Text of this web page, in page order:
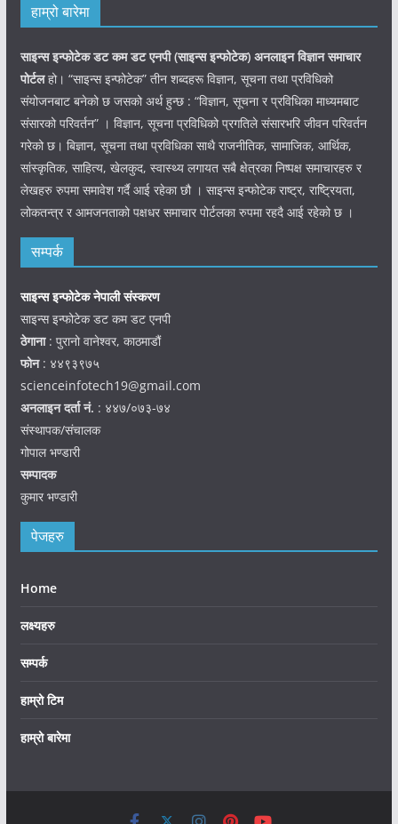
हाम्रो बारेमा
साइन्स इन्फोटेक डट कम डट एनपी (साइन्सइन्फोटेक) अनलाइन विज्ञान समाचार
पोर्टलहो। “साइन्स इन्फोटेक” तीन शब्दहरू विज्ञान, सूचना तथा प्रविधिको
संयोजनबाट बनेको छ जसको अर्थ हुन्छ : “विज्ञान, सूचना र प्रविधिका माध्यमबाट
संसारको परिवर्तन” । विज्ञान, सूचना प्रविधिको प्रगतिले संसारभरि जीवन परिवर्तन
गरेको छ। बिज्ञान, सूचना तथा प्रविधिका साथै राजनीतिक, सामाजिक, आर्थिक,
सांस्कृतिक, साहित्य, खेलकुद, स्वास्थ्य लगायत सबै क्षेत्रका निष्पक्ष समाचारहरु र
लेखहरु रुपमा समावेश गर्दै आई रहेका छौ । साइन्स इन्फोटेक राष्ट्र, राष्ट्रियता,
लोकतन्त्र र आमजनताको पक्षधर समाचार पोर्टलका रुपमा रहदै आई रहेको छ ।
सम्पर्क
साइन्स इन्फोटेक नेपाली संस्करण
साइन्स इन्फोटेक डट कम डट एनपी
ठेगाना: पुरानो वानेश्वर, काठमाडौं
फोन: ४४९३९७५
scienceinfotech19@gmail.com
अनलाइन दर्ता नं. : ४४७/०७३-७४
संस्थापक/संचालक
गोपाल भण्डारी
सम्पादक
कुमार भण्डारी
पेजहरु
Home
लक्ष्यहरु
सम्पर्क
हाम्रो टिम
हाम्रो बारेमा